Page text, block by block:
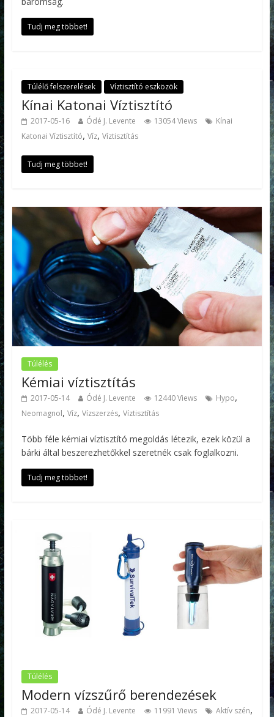
Tudj meg többet!
Túlélő felszerelések Víztisztító eszközök
Kínai Katonai Víztisztító
2017-05-16 Ódé J. Levente 13054 Views
Kínai
Katonai Víztisztító, Víz, Víztisztítás
Tudj meg többet!
Túlélés
Kémiai víztisztítás
2017-05-14 Ódé J. Levente 12440 Views Hypo,
Neomagnol, Víz, Vízszerzés, Víztisztítás
Több féle kémiai víztisztító megoldás létezik, ezek közül a
bárki által beszerezhetőkkel szeretnék csak foglalkozni.
Tudj meg többet!
Túlélés
Modern vízszűrő berendezések
2017-05-14 Ódé J. Levente 11991 Views Aktív szén,